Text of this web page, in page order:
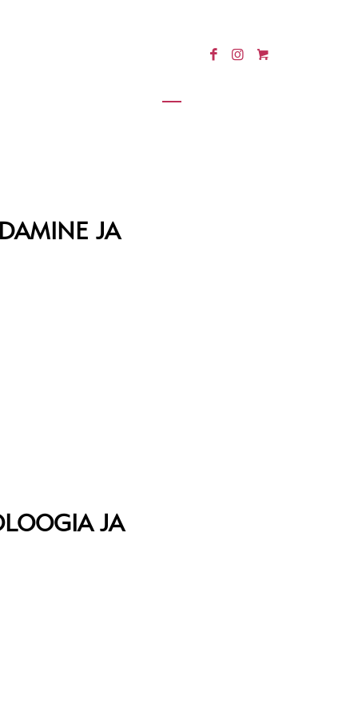
JA
JA